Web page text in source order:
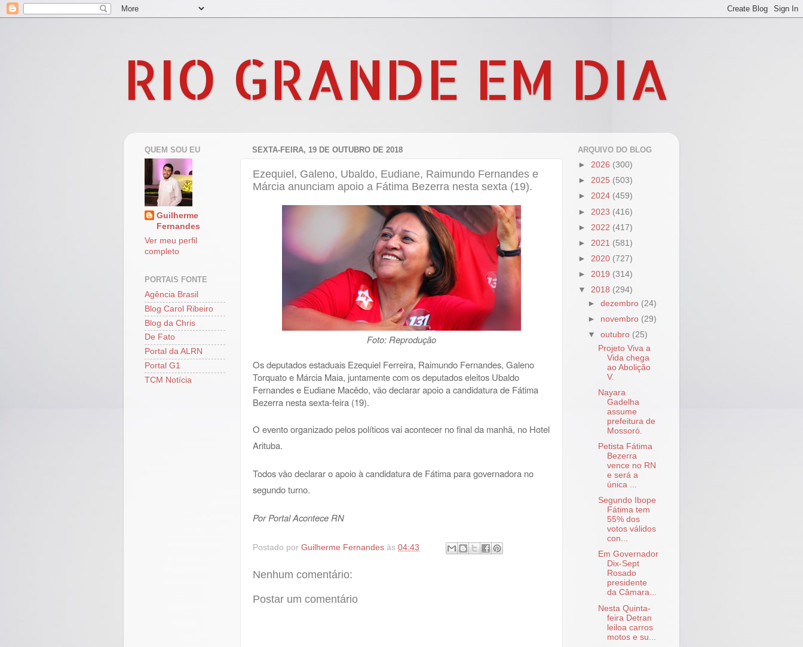
RIO GRANDE EM DIA
SEXTA-FEIRA, 19 DE OUTUBRO DE 2018
Ezequiel, Galeno, Ubaldo, Eudiane, Raimundo Fernandes e
Márcia anunciam apoio a Fátima Bezerra nesta sexta (19).
Foto: Reprodução
Os deputados estaduais Ezequiel Ferreira, Raimundo Fernandes, Galeno
Torquato e Márcia Maia, juntamente com os deputados eleitos Ubaldo
Fernandes e Eudiane Macêdo, vão declarar apoio a candidatura de Fátima
Bezerra nesta sexta-feira (19).
O evento organizado pelos políticos vai acontecer no final da manhã, no Hotel
Arituba.
Todos vão declarar o apoio à candidatura de Fátima para governadora no
segundo turno.
Por Portal Acontece RN
Postado por Guilherme Fernandes às 04:43
Nenhum comentário:
Postar um comentário
QUEM SOU EU
Guilherme
Fernandes
Ver meu perfil
completo
PORTAIS FONTE
Agência Brasil
Blog Carol Ribeiro
Blog da Chris
De Fato
Portal da ALRN
Portal G1
TCM Notícia
ARQUIVO DO BLOG
► 2026 (300)
► 2025 (503)
► 2024 (459)
► 2023 (416)
► 2022 (417)
► 2021 (581)
► 2020 (727)
► 2019 (314)
▼ 2018 (294)
►dezembro (24)
► novembro (29)
▼outubro (25)
Projeto Viva a
Vida chega
ao Abolição
V.
Nayara
Gadelha
assume
prefeitura de
Mossoró.
Petista Fátima
Bezerra
vence no RN
e será a
única ...
Segundo Ibope
Fátima tem
55% dos
votos válidos
con...
Em Governador
Dix-Sept
Rosado
presidente
da Câmara...
Nesta Quinta-
feira Detran
leiloa carros
motos e su...